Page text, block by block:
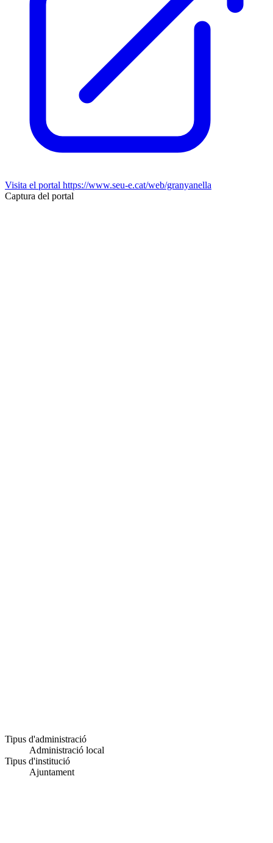
Visita el portal https://www.seu-e.cat/web/granyanella
Captura del portal
Tipus d'administració
Administració local
Tipus d'institució
Ajuntament